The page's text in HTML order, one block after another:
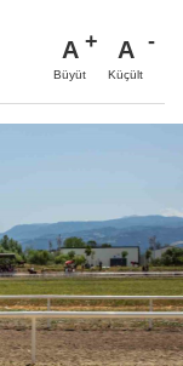
A
Büyüt
A
Küçült